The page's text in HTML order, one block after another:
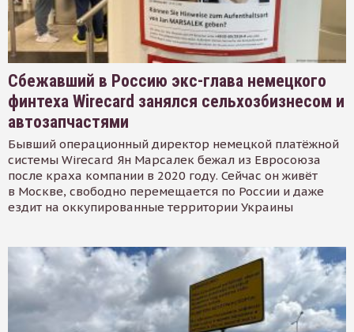
Сбежавший в Россию экс-глава немецкого
финтеха Wirecard занялся сельхозбизнесом и
автозапчастями
Бывший операционный директор немецкой платёжной
системы Wirecard Ян Марсалек бежал из Евросоюза
после краха компании в 2020 году. Сейчас он живёт
в Москве, свободно перемещается по России и даже
ездит на оккупированные территории Украины